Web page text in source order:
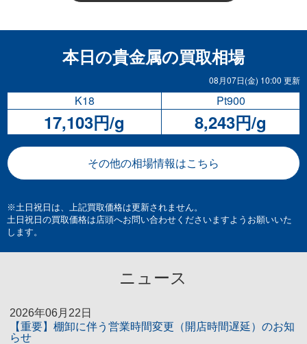
※土日祝日は、上記買取価格は更新されません。
土日祝日の買取価格は店頭へお問い合わせくださいますようお願いいた
します。
ニュース
2026年06月22日
【重要】棚卸に伴う営業時間変更（開店時間遅延）のお知
らせ